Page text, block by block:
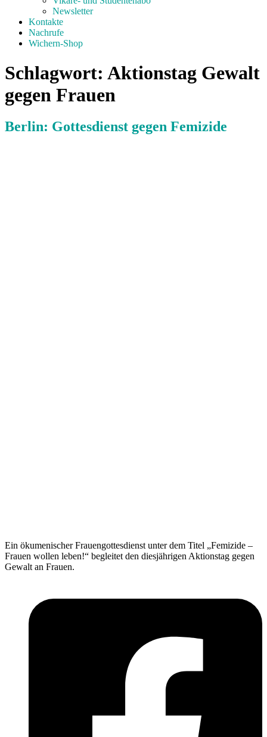
Newsletter
Kontakte
Nachrufe
Wichern-Shop
Schlagwort: Aktionstag Gewalt
gegen Frauen
Berlin: Gottesdienst gegen Femizide
Ein ökumenischer Frauengottesdienst unter dem Titel „Femizide –
Frauen wollen leben!“ begleitet den diesjährigen Aktionstag gegen
Gewalt an Frauen.